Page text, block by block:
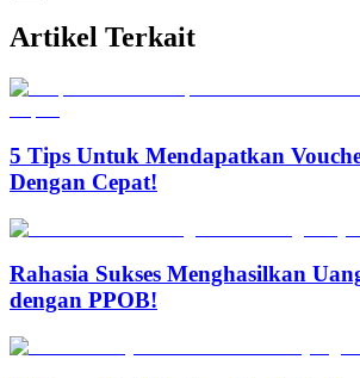
Artikel Terkait
5 Tips Untuk Mendapatkan
Dengan Cepat!
Rahasia Sukses Menghasilkan
dengan PPOB!